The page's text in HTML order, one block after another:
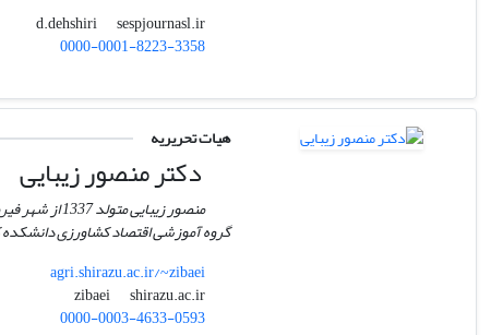
d.dehshiri
sespjournasl.ir
0000-0001-8223-3358
هیات تحریریه
دکتر منصور زیبایی
گروه آموزشی اقتصاد کشاورزی
agri.shirazu.ac.ir/~zibaei
zibaei
shirazu.ac.ir
0000-0003-4633-0593